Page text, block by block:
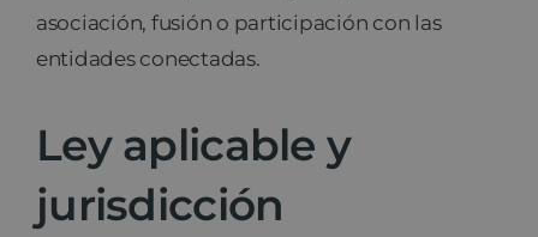
asociación, fusión o participación con las
entidades conectadas.
Ley aplicable y
jurisdicción